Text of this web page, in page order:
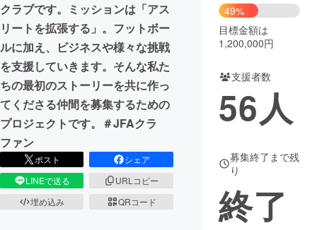
CAMPFIRE for Social Good
CAMPFIRE Creation
CAMPFIREふるさと納税machi-ya コミュニティ
クラブです。ミッションは「アス
リートを拡張する」。フットボー
ルに加え、ビジネスや様々な挑戦
を支援していきます。そんな私た
ちの最初のストーリーを共に作っ
てくださる仲間を募集するための
プロジェクトです。＃JFAクラ
ファン
ポスト
シェア
LINEで送る
URLコピー
埋め込み
QRコード
49%
目標金額は
1,200,000円
支援者数
56人
募集終了まで残
り
終了